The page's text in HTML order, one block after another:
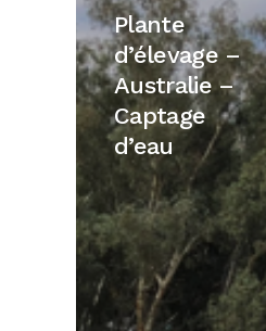
d’élevage
–
Australie
–
Captage
d’eau
Plante
d’élevage –
Australie –
Captage
d’eau